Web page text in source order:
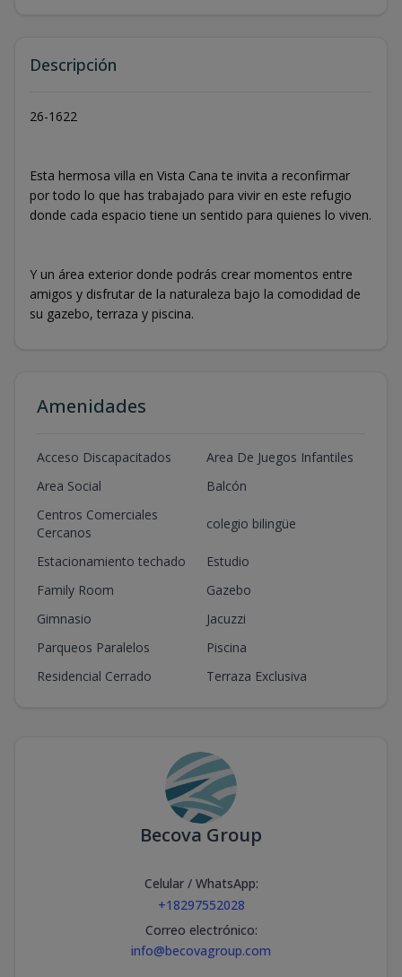
Descripción
26-1622
Esta hermosa villa en Vista Cana te invita a reconfirmar
por todo lo que has trabajado para vivir en este refugio
donde cada espacio tiene un sentido para quienes lo viven.
Y un área exterior donde podrás crear momentos entre
amigos y disfrutar de la naturaleza bajo la comodidad de
su gazebo, terraza y piscina.
Amenidades
Acceso Discapacitados
Area De Juegos Infantiles
Area Social
Balcón
Centros Comerciales
Cercanos
colegio bilingüe
Estacionamiento techado
Estudio
Family Room
Gazebo
Gimnasio
Jacuzzi
Parqueos Paralelos
Piscina
Residencial Cerrado
Terraza Exclusiva
Becova Group
Celular / WhatsApp:
+18297552028
Correo electrónico:
info@becovagroup.com